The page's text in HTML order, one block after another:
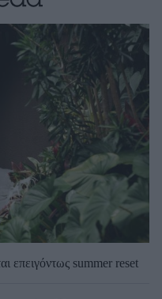
επειγόντως summer reset